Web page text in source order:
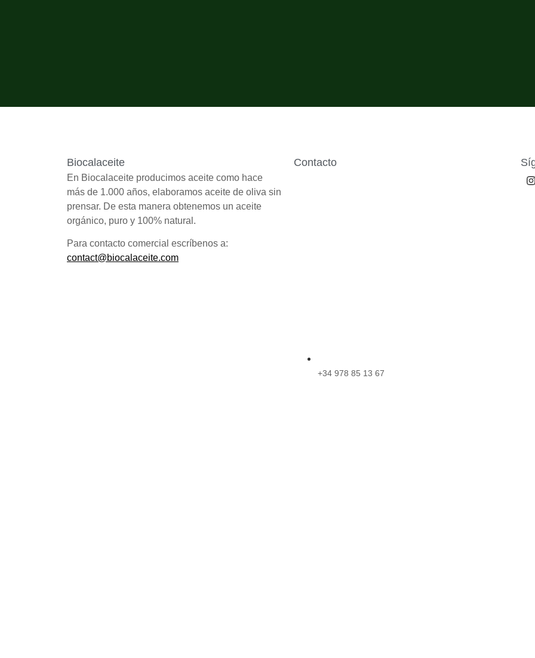
Biocalaceite
En Biocalaceite producimos aceite como hace
más de 1.000 años, elaboramos aceite de oliva sin
prensar. De esta manera obtenemos un aceite
orgánico, puro y 100% natural.
Para contacto comercial escríbenos a:
contact@biocalaceite.com
Contacto
+34 978 85 13 67